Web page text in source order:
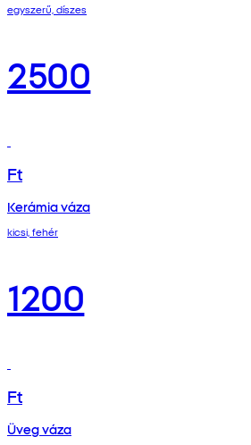
egyszerű, díszes
2500
Ft
Kerámia váza
kicsi, fehér
1200
Ft
Üveg váza